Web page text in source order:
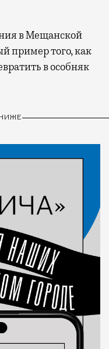
пример того, как
в особняк